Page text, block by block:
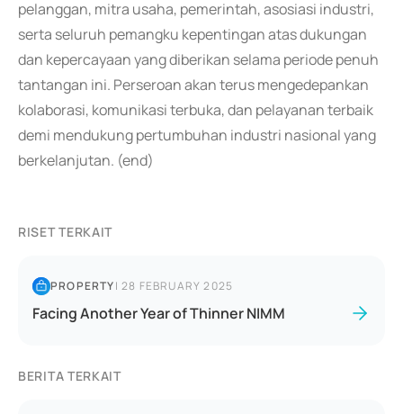
pelanggan, mitra usaha, pemerintah, asosiasi industri,
serta seluruh pemangku kepentingan atas dukungan
dan kepercayaan yang diberikan selama periode penuh
tantangan ini. Perseroan akan terus mengedepankan
kolaborasi, komunikasi terbuka, dan pelayanan terbaik
demi mendukung pertumbuhan industri nasional yang
berkelanjutan. (end)
RISET TERKAIT
PROPERTY|28 FEBRUARY 2025
Facing Another Year of Thinner NIMM
BERITA TERKAIT